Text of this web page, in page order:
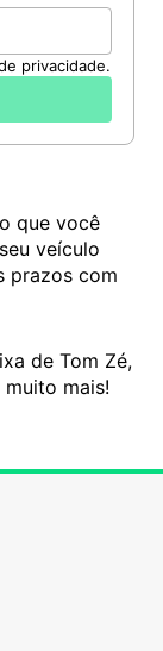
privacidade.
que você
veículo
prazos com
de Tom Zé,
mais!